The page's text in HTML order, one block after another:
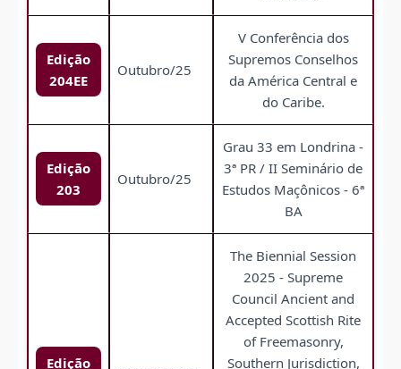
Edição
204EE
Outubro/25
V Conferência dos
Supremos Conselhos
da América Central e
do Caribe.
Edição
203
Outubro/25
Grau 33 em Londrina -
3ª PR / II Seminário de
Estudos Maçônicos - 6ª
BA
Edição
The Biennial Session
2025 - Supreme
Council Ancient and
Accepted Scottish Rite
of Freemasonry,
Southern Jurisdiction,